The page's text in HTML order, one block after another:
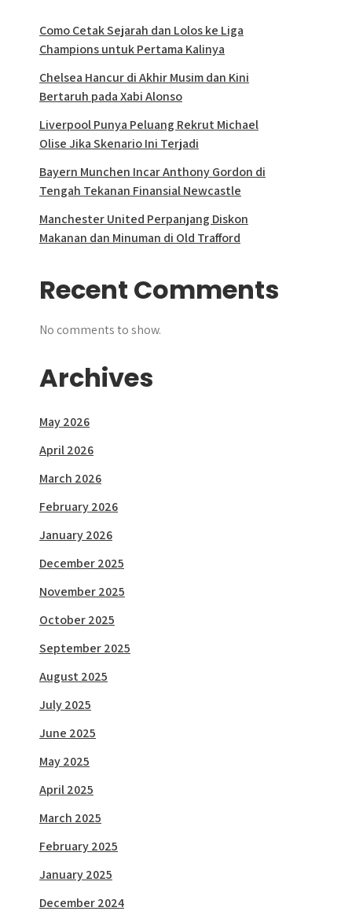
Como Cetak Sejarah dan Lolos ke Liga
Champions untuk Pertama Kalinya
Chelsea Hancur di Akhir Musim dan Kini
Bertaruh pada Xabi Alonso
Liverpool Punya Peluang Rekrut Michael
Olise Jika Skenario Ini Terjadi
Bayern Munchen Incar Anthony Gordon di
Tengah Tekanan Finansial Newcastle
Manchester United Perpanjang Diskon
Makanan dan Minuman di Old Trafford
Recent Comments
No comments to show.
Archives
May 2026
April 2026
March 2026
February 2026
January 2026
December 2025
November 2025
October 2025
September 2025
August 2025
July 2025
June 2025
May 2025
April 2025
March 2025
February 2025
January 2025
December 2024